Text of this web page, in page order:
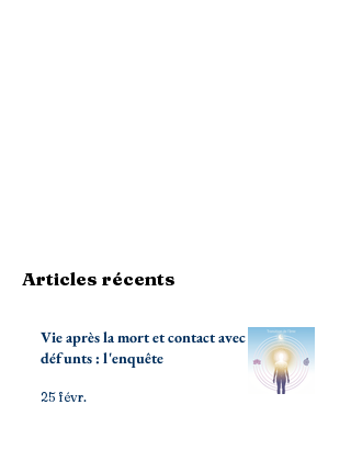
Articles récents
Vie après la mort et contact avec les
défunts : l'enquête
25 févr.